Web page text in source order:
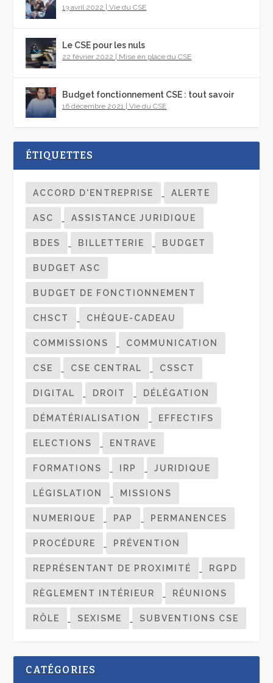
13 avril 2022 |Vie du CSE
Le CSE pour les nuls
22 février 2022 Mise en place du CSE
Budget fonctionnement CSE : tout savoir
16 décembre 2021 |Vie du CSE
ÉTIQUETTES
ACCORD D'ENTREPRISE ALERTE
ASC ASSISTANCE JURIDIQUE
BDES BILLETTERIE BUDGET
BUDGET ASC
BUDGET DE FONCTIONNEMENT
CHSCT CHÈQUE-CADEAU
COMMISSIONS COMMUNICATION
CSE CSE CENTRAL CSSCT
DIGITAL DROIT DÉLÉGATION
DÉMATÉRIALISATION EFFECTIFS
ELECTIONS ENTRAVE
FORMATIONS IRP JURIDIQUE
LÉGISLATION MISSIONS
NUMERIQUE PAP PERMANENCES
PROCÉDURE PRÉVENTION
REPRÉSENTANT DE PROXIMITÉ RGPD
RÈGLEMENT INTÉRIEUR RÉUNIONS
RÔLE SEXISME SUBVENTIONS CSE
CATÉGORIES